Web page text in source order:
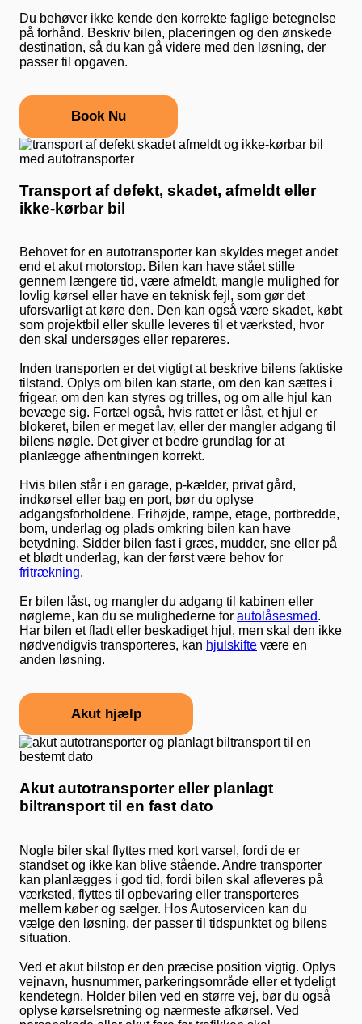
Du behøver ikke kende den korrekte faglige betegnelse
på forhånd. Beskriv bilen, placeringen og den ønskede
destination, så du kan gå videre med den løsning, der
passer til opgaven.
Book Nu
Transport af defekt, skadet, afmeldt eller
ikke-kørbar bil
Behovet for en autotransporter kan skyldes meget andet
end et akut motorstop. Bilen kan have stået stille
gennem længere tid, være afmeldt, mangle mulighed for
lovlig kørsel eller have en teknisk fejl, som gør det
uforsvarligt at køre den. Den kan også være skadet, købt
som projektbil eller skulle leveres til et værksted, hvor
den skal undersøges eller repareres.
Inden transporten er det vigtigt at beskrive bilens faktiske
tilstand. Oplys om bilen kan starte, om den kan sættes i
frigear, om den kan styres og trilles, og om alle hjul kan
bevæge sig. Fortæl også, hvis rattet er låst, et hjul er
blokeret, bilen er meget lav, eller der mangler adgang til
bilens nøgle. Det giver et bedre grundlag for at
planlægge afhentningen korrekt.
Hvis bilen står i en garage, p-kælder, privat gård,
indkørsel eller bag en port, bør du oplyse
adgangsforholdene. Frihøjde, rampe, etage, portbredde,
bom, underlag og plads omkring bilen kan have
betydning. Sidder bilen fast i græs, mudder, sne eller på
et blødt underlag, kan der først være behov for
fritrækning.
Er bilen låst, og mangler du adgang til kabinen eller
nøglerne, kan du se mulighederne for autolåsesmed.
Har bilen et fladt eller beskadiget hjul, men skal den ikke
nødvendigvis transporteres, kan hjulskifte være en
anden løsning.
Akut hjælp
Akut autotransporter eller planlagt
biltransport til en fast dato
Nogle biler skal flyttes med kort varsel, fordi de er
standset og ikke kan blive stående. Andre transporter
kan planlægges i god tid, fordi bilen skal afleveres på
værksted, flyttes til opbevaring eller transporteres
mellem køber og sælger. Hos Autoservicen kan du
vælge den løsning, der passer til tidspunktet og bilens
situation.
Ved et akut bilstop er den præcise position vigtig. Oplys
vejnavn, husnummer, parkeringsområde eller et tydeligt
kendetegn. Holder bilen ved en større vej, bør du også
oplyse kørselsretning og nærmeste afkørsel. Ved